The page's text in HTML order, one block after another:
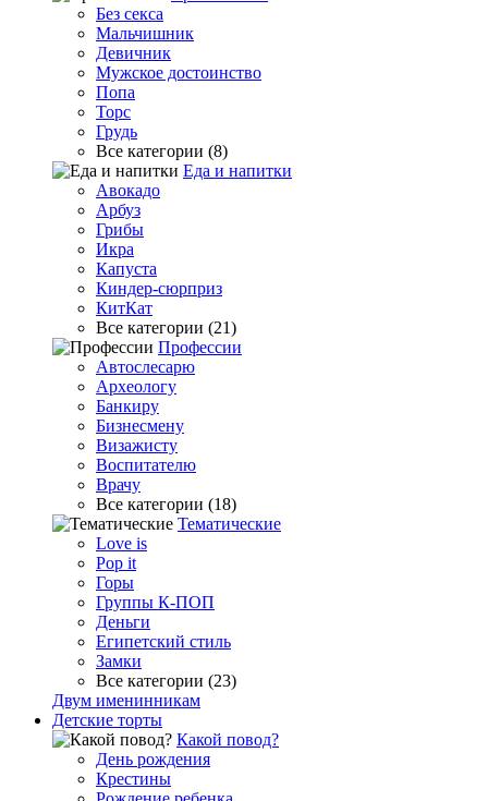
Без секса
Мальчишник
Девичник
Мужское достоинство
Попа
Торс
Грудь
Все категории (8)
Еда и напитки
Авокадо
Арбуз
Грибы
Икра
Капуста
Киндер-сюрприз
КитКат
Все категории (21)
Профессии
Автослесарю
Археологу
Банкиру
Бизнесмену
Визажисту
Воспитателю
Врачу
Все категории (18)
Тематические
Love is
Pop it
Горы
Группы К-ПОП
Деньги
Египетский стиль
Замки
Все категории (23)
Двум именинникам
Детские торты
Какой повод?
День рождения
Крестины